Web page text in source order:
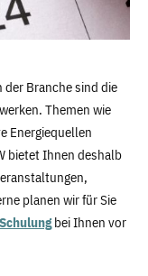
Branche sind die
Themen wie
Energiequellen
bietet Ihnen deshalb
planen wir für Sie
bei Ihnen vor